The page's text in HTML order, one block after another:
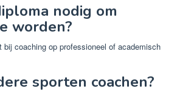
nodig om
worden?
bij coaching op professioneel of academisch
sporten coachen?